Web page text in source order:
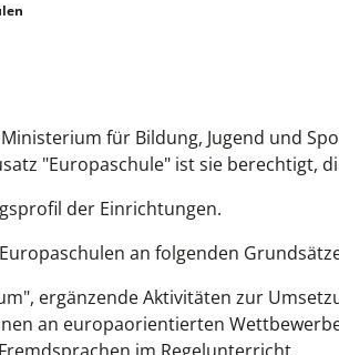
für Bildung, Jugend und
"Europaschule" ist sie berechtigt,
der Einrichtungen.
an folgenden
ergänzende Aktivitäten zur
an europaorientierten